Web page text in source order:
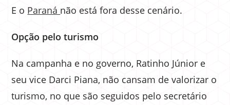
E o Paraná não está fora desse cenário.
Opção pelo turismo
Na campanha e no governo, Ratinho Júnior e
seu vice Darci Piana, não cansam de valorizar o
turismo, no que são seguidos pelo secretário